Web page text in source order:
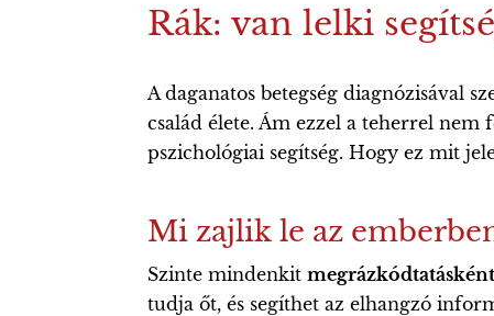
Rák: van lelki
A daganatos betegség diagnózisával
család élete. Ám ezzel a teherrel
pszichológiai segítség. Hogy ez mit
Mi zajlik le az
Szinte mindenkit
tudja őt, és segíthet az elhangzó